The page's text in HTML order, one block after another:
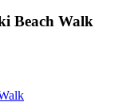
Beach Walk